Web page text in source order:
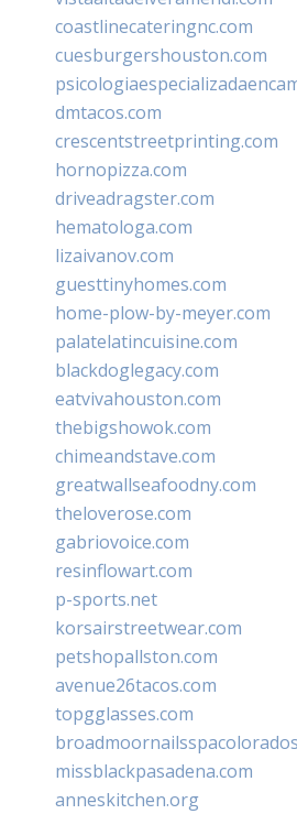
coastlinecateringnc.com
cuesburgershouston.com
dmtacos.com
crescentstreetprinting.com
hornopizza.com
driveadragster.com
hematologa.com
lizaivanov.com
guesttinyhomes.com
home-plow-by-meyer.com
palatelatincuisine.com
blackdoglegacy.com
eatvivahouston.com
thebigshowok.com
chimeandstave.com
greatwallseafoodny.com
theloverose.com
gabriovoice.com
resinflowart.com
p-sports.net
korsairstreetwear.com
petshopallston.com
avenue26tacos.com
topgglasses.com
missblackpasadena.com
anneskitchen.org